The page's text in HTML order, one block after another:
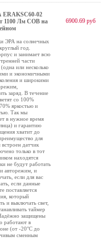
ERAKSC60-02
1100 Лм COB на
ЭРА на солнечных
год.
и занимает всю
части
или несколько
и экономичными
и широкими
заряд. В течение
со 100%
яркостью и
Так мы
в нужное время
и гарантию
хватит до
для
встроен датчик
только в тот
находятся
не будут работать
авторежим, и
если для вас
если данные
поставляется
который
и выключать свет,
таймер
защищены
работают в
(от -20°C до
сменным
6900.69 руб